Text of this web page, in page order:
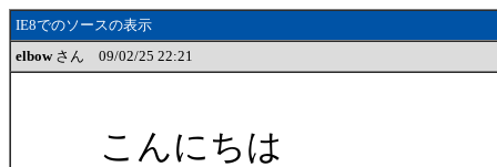
IE8でのソースの表示
elbowさん 09/02/25 22:21
こんにちは